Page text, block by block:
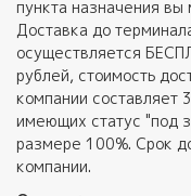
пункта назначения вы
Доставка до
осуществляется
рублей, стоимость
компании составляет
имеющих статус "под
размере 100%. Срок
компании.